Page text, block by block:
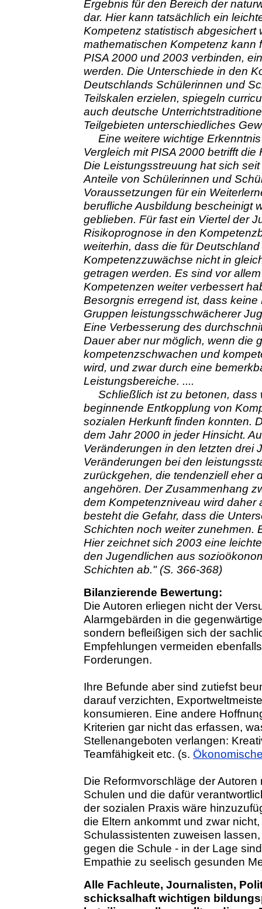
Ergebnis für den Bereich der
dar. Hier kann tatsächlich ein
Kompetenz statistisch abgesichert
mathematischen Kompetenz kann
PISA 2000 und 2003 verbinden,
werden. Die Unterschiede in den
Deutschlands Schülerinnen und
Teilskalen erzielen, spiegeln
auch deutsche
Teilgebieten unterschiedliches
Eine weitere wichtige
Vergleich mit PISA 2000 betrifft
Die Leistungsstreuung hat sich
Anteile von Schülerinnen und
Voraussetzungen für ein
berufliche Ausbildung bescheinigt
geblieben. Für fast ein Viertel der
Risikoprognose in den
weiterhin, dass die für
Kompetenzzuwächse nicht in
getragen werden. Es sind vor
Kompetenzen weiter verbessert
Besorgnis erregend ist, dass
Gruppen leistungsschwächerer
Eine Verbesserung des
Dauer aber nur möglich, wenn die
kompetenzschwachen und
wird, und zwar durch eine
Leistungsbereiche. ....
Schließlich ist zu betonen,
beginnende Entkopplung von
sozialen Herkunft finden konnten.
dem Jahr 2000 in jeder Hinsicht.
Veränderungen in den letzten drei
Veränderungen bei den
zurückgehen, die tendenziell eher
angehören. Der Zusammenhang
dem Kompetenzniveau wird daher
besteht die Gefahr, dass die
Schichten noch weiter zunehmen.
Hier zeichnet sich 2003 eine
den Jugendlichen aus
Schichten ab." (S. 366-368)
Bilanzierende Bewertung:
Die Autoren erliegen nicht der
Alarmgebärden in die
sondern befleißigen sich der
Empfehlungen vermeiden
Forderungen.
Ihre Befunde aber sind zutiefst
darauf verzichten,
konsumieren. Eine andere
Kriterien gar nicht das erfassen,
Stellenangeboten verlangen:
Teamfähigkeit etc. (s.
Die Reformvorschläge der
Schulen und die dafür
der sozialen Praxis wäre
die Eltern ankommt und zwar
Schulassistenten zuweisen
gegen die Schule - in der Lage
Empathie zu seelisch gesunden
Alle Fachleute, Journalisten,
schicksalhaft wichtigen